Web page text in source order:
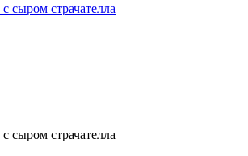
сыром страчателла
сыром страчателла